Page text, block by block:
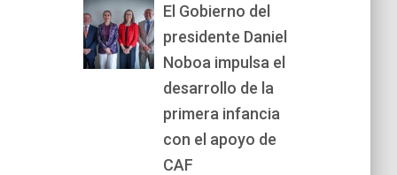
El Gobierno del
presidente Daniel
Noboa impulsa el
desarrollo de la
primera infancia
con el apoyo de
CAF